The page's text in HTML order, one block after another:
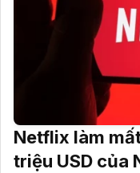
Netflix làm
triệu USD của